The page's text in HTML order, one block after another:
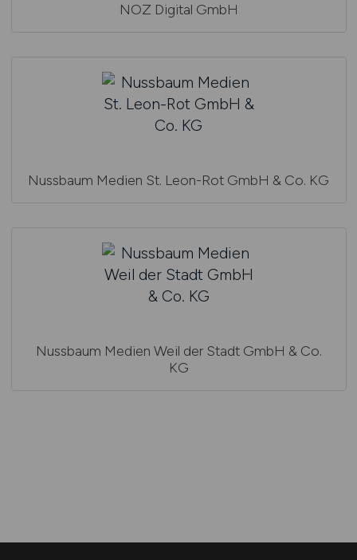
NOZ Digital GmbH
Nussbaum Medien St. Leon-Rot GmbH & Co. KG
Nussbaum Medien Weil der Stadt GmbH & Co.
KG